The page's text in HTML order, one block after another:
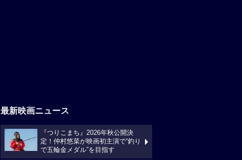
最新映画ニュース
『つりこまち』2026年秋公開決
定！仲村悠菜が映画初主演で“釣り
で五輪金メダル”を目指す